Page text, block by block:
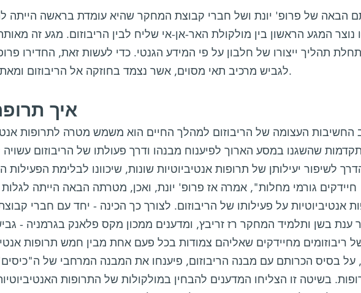
הבאה של פרופ' יונת ושל חברי קבוצת המחקר שהיא עומדת בראשה הייתה
נוצר המגע הראשון בין מולקולת האר-אן-אי שליח לבין הריבוזום. מגע זה
תהליך ייצורו של חלבון על פי המידע הגנטי. כדי לעשות זאת, החדירו
לגביש מרכיב תאי מסוים, אשר נצמד בחוזקה אל הריבוזום ומאתחל את פעולתו.
איך
החשיבות העצומה של הריבוזום למהלך החיים הוא משמש מטרה לתרופות
שהשגנו במסע הארוך לפיענוח מבנהו ודרך פעולתו של הריבוזום
לשיפור יעילותן של תרופות אנטיביוטיות שונות, שיכוונו לבלימת הפעילות
חיידקים גורמי מחלות", אמרה אז פרופ' יונת, ואכן, מטרתה הבאה הייתה
אנטיביוטיות על פעילותו של הריבוזום. לצורך כך הכינה - יחד עם חברי
ענת בשן ותלמיד המחקר רז זריבץ, ומדענים ממכון מקס פלאנק בגרמניה -
ריבוזומים מחיידקים שאליהם צמודות בכל פעם אחת מבין חמש תרופות
על בסיס הכרותם עם מבנה הריבוזום, פיענחו את המבנה המרחבי של
בשיטה זו הצליחו המדענים להבחין במולקולות של התרופות